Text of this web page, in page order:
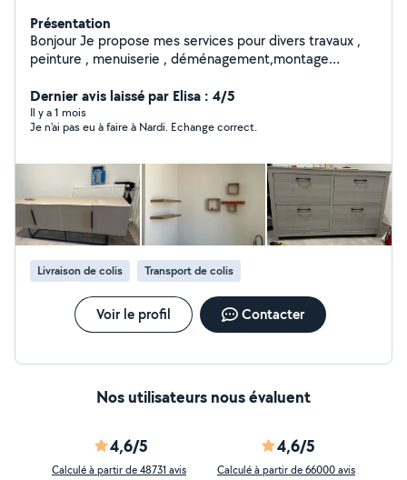
Présentation
Bonjour Je propose mes services pour divers travaux ,
peinture , menuiserie , déménagement,montage
Dernier avis laissé par Elisa : 4/5
Il y a 1 mois
Je n'ai pas eu à faire à Nardi. Echange correct.
Livraison de colis Transport de colis
Voir le profil Contacter
Nos utilisateurs nous évaluent
4,6/5
Calculé à partir de 48731 avis
4,6/5
Calculé à partir de 66000 avis